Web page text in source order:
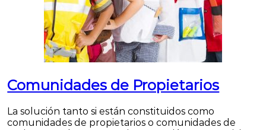
Comunidades de Propietarios
La solución tanto si están constituidos como
comunidades de propietarios o comunidades de